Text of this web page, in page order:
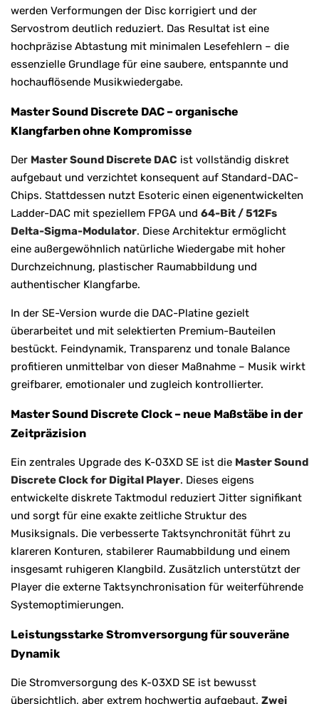
werden Verformungen der Disc korrigiert und der
Servostrom deutlich reduziert. Das Resultat ist eine
hochpräzise Abtastung mit minimalen Lesefehlern – die
essenzielle Grundlage für eine saubere, entspannte und
hochauflösende Musikwiedergabe.
Master Sound Discrete DAC – organische
Klangfarben ohne Kompromisse
Der Master Sound Discrete DAC ist vollständig diskret
aufgebaut und verzichtet konsequent auf Standard-DAC-
Chips. Stattdessen nutzt Esoteric einen eigenentwickelten
Ladder-DAC mit speziellem FPGA und 64-Bit / 512Fs
Delta-Sigma-Modulator. Diese Architektur ermöglicht
eine außergewöhnlich natürliche Wiedergabe mit hoher
Durchzeichnung, plastischer Raumabbildung und
authentischer Klangfarbe.
In der SE-Version wurde die DAC-Platine gezielt
überarbeitet und mit selektierten Premium-Bauteilen
bestückt. Feindynamik, Transparenz und tonale Balance
profitieren unmittelbar von dieser Maßnahme – Musik wirkt
greifbarer, emotionaler und zugleich kontrollierter.
Master Sound Discrete Clock – neue Maßstäbe in der
Zeitpräzision
Ein zentrales Upgrade des K-03XD SE ist die Master Sound
Discrete Clock for Digital Player. Dieses eigens
entwickelte diskrete Taktmodul reduziert Jitter signifikant
und sorgt für eine exakte zeitliche Struktur des
Musiksignals. Die verbesserte Taktsynchronität führt zu
klareren Konturen, stabilerer Raumabbildung und einem
insgesamt ruhigeren Klangbild. Zusätzlich unterstützt der
Player die externe Taktsynchronisation für weiterführende
Systemoptimierungen.
Leistungsstarke Stromversorgung für souveräne
Dynamik
Die Stromversorgung des K-03XD SE ist bewusst
übersichtlich, aber extrem hochwertig aufgebaut. Zwei